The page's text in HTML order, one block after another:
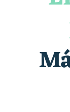
Visites
Visites et
Escapade
Visite guidée
« D'ici-là » -
Les